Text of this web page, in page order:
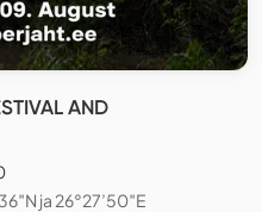
AND
ja 26°27’50″E